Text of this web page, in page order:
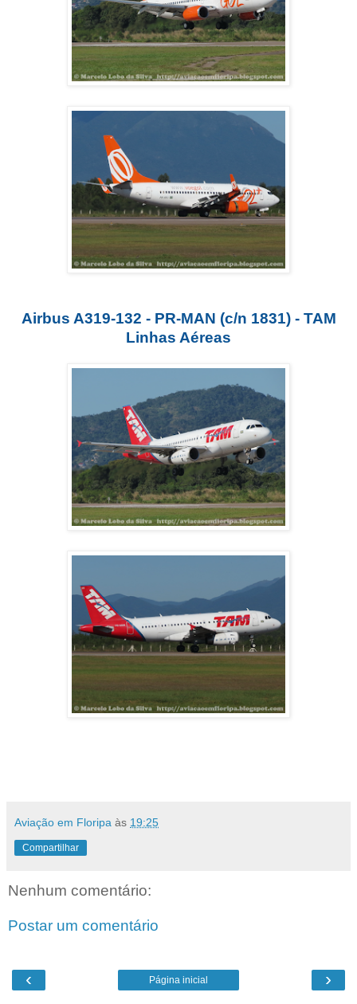
Airbus A319-132 - PR-MAN (c/n 1831) - TAM
Linhas Aéreas
Aviação em Floripa às 19:25
Compartilhar
Nenhum comentário:
Postar um comentário
‹ ›
Página inicial